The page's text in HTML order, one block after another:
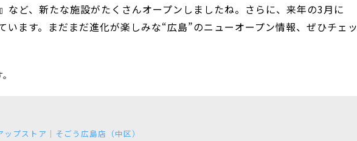
など、新たな施設がたくさんオープンしましたね。さらに、来年の3月に
います。まだまだ進化が楽しみな“広島”のニューオープン情報、ぜひチェッ
プストア｜そごう広島店（中区）